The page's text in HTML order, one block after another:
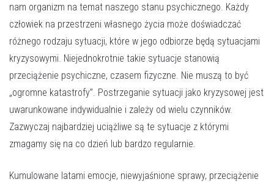
nam organizm na temat naszego stanu psychicznego. Każdy
człowiek na przestrzeni własnego życia może doświadczać
różnego rodzaju sytuacji, które w jego odbiorze będą sytuacjami
kryzysowymi. Niejednokrotnie takie sytuacje stanowią
przeciążenie psychiczne, czasem fizyczne. Nie muszą to być
„ogromne katastrofy”. Postrzeganie sytuacji jako kryzysowej jest
uwarunkowane indywidualnie i zależy od wielu czynników.
Zazwyczaj najbardziej uciążliwe są te sytuacje z którymi
zmagamy się na co dzień lub bardzo regularnie.
Kumulowane latami emocje, niewyjaśnione sprawy, przeciążenie